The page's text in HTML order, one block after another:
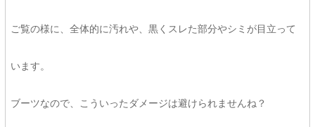
ご覧の様に、全体的に汚れや、黒くスレた部分やシミが目立って
います。
ブーツなので、こういったダメージは避けられませんね？